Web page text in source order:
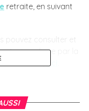
retraite, en suivant
pouvez consulter et
mis en ligne par la
vieillesse),
ici